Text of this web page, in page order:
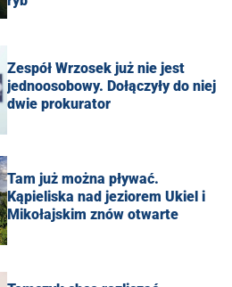
Zespół Wrzosek już nie jest
jednoosobowy. Dołączyły do niej
dwie prokurator
Tam już można pływać.
Kąpieliska nad jeziorem Ukiel i
Mikołajskim znów otwarte